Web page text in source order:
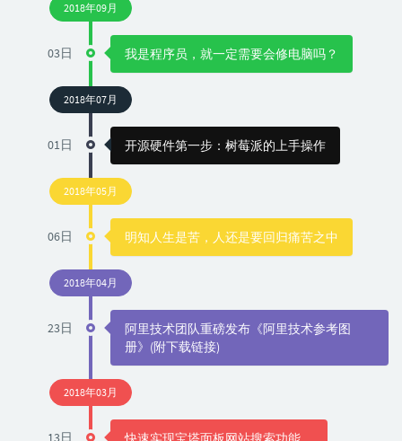
2018年09月
03日 我是程序员，就一定需要会修电脑吗？
2018年07月
01日 开源硬件第一步：树莓派的上手操作
2018年05月
06日 明知人生是苦，人还是要回归痛苦之中
2018年04月
23日
阿里技术团队重磅发布《阿里技术参考图
册》(附下载链接)
2018年03月
13日